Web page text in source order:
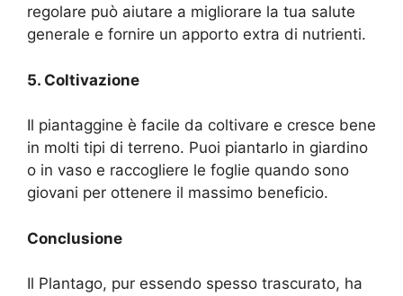
regolare può aiutare a migliorare la tua salute
generale e fornire un apporto extra di nutrienti.
5. Coltivazione
Il piantaggine è facile da coltivare e cresce bene
in molti tipi di terreno. Puoi piantarlo in giardino
o in vaso e raccogliere le foglie quando sono
giovani per ottenere il massimo beneficio.
Conclusione
Il Plantago, pur essendo spesso trascurato, ha